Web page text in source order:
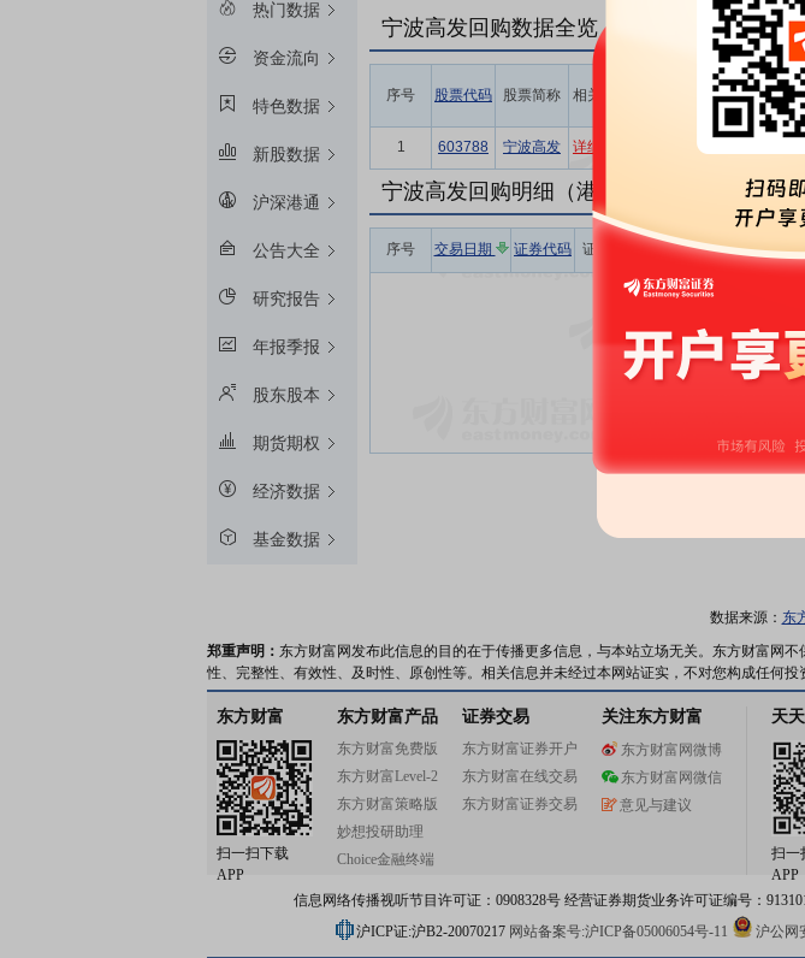
热门数据
资金流向
特色数据
新股数据
沪深港通
公告大全
研究报告
年报季报
股东股本
期货期权
经济数据
基金数据
宁波高发回购数据全览
序号 股票代码 股票简称 相关
计划回购
价格区间
计划回购
数量区间
(股)
1 603788 宁波高发 详细 22.70
宁波高发回购明细（港股公告）
序号 交易日期 证券代码 证券简称 相关 收盘价
数据来源： 东
郑重声明： 东方财富网发布此信息的目的在于传播更多信息，与本站立场无关。东方财富网
性、完整性、有效性、及时性、原创性等。相关信息并未经过本网站证实，不对您构成任何投
东方财富
扫一扫下载
APP
东方财富产品
东方财富免费版
东方财富Level-2
东方财富策略版
妙想投研助理
Choice金融终端
证券交易
东方财富证券开户
东方财富在线交易
东方财富证券交易
关注东方财富
东方财富网微博
东方财富网微信
意见与建议
天
扫一
APP
信息网络传播视听节目许可证：0908328号 经营证券期货业务许可证编号：
沪ICP证:沪B2-20070217 网站备案号:沪ICP备05006054号-11 沪公网